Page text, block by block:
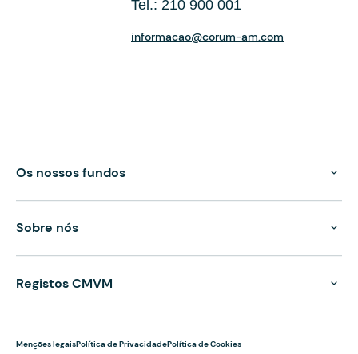
Tel.: 210 900 001
informacao@corum-am.com
Os nossos fundos
Sobre nós
Registos CMVM
Menções legaisPolítica de PrivacidadePolítica de Cookies